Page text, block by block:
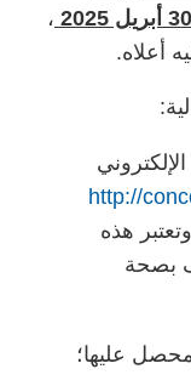
،
أعلاه.
http://
هذه
بصحة
عليها؛